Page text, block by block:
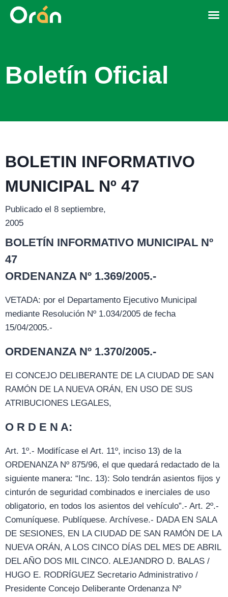
Boletín Oficial
BOLETIN INFORMATIVO
MUNICIPAL Nº 47
Publicado el 8 septiembre,
2005
BOLETÍN INFORMATIVO MUNICIPAL Nº
47
ORDENANZA Nº 1.369/2005.-
VETADA: por el Departamento Ejecutivo Municipal
mediante Resolución Nº 1.034/2005 de fecha
15/04/2005.-
ORDENANZA Nº 1.370/2005.-
El CONCEJO DELIBERANTE DE LA CIUDAD DE SAN
RAMÓN DE LA NUEVA ORÁN, EN USO DE SUS
ATRIBUCIONES LEGALES,
O R D E N A:
Art. 1º.- Modifícase el Art. 11º, inciso 13) de la
ORDENANZA Nº 875/96, el que quedará redactado de la
siguiente manera: “Inc. 13): Solo tendrán asientos fijos y
cinturón de seguridad combinados e inerciales de uso
obligatorio, en todos los asientos del vehículo”.- Art. 2º.-
Comuníquese. Publíquese. Archívese.- DADA EN SALA
DE SESIONES, EN LA CIUDAD DE SAN RAMÓN DE LA
NUEVA ORÁN, A LOS CINCO DÍAS DEL MES DE ABRIL
DEL AÑO DOS MIL CINCO. ALEJANDRO D. BALAS /
HUGO E. RODRÍGUEZ Secretario Administrativo /
Presidente Concejo Deliberante Ordenanza Nº